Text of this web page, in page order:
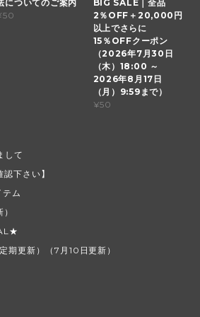
についてのご案内
BIG SALE｜全品
2％OFF＋20,000円
以上でさらに
15％OFFクーポン
（2026年7月30日
（木）18:00 ～
2026年8月17日
（月）9:59まで）
¥50
して
下さい】
ム
期更新）（7月10日更新）